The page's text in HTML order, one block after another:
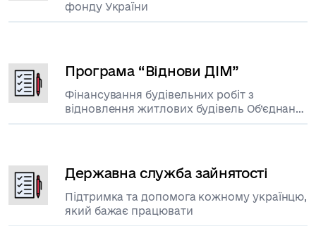
фонду України
Програма “Віднови ДІМ”
Фінансування будівельних робіт з
відновлення житлових будівель Об’єднань
співвласників багатоквартирних будинків
Державна служба зайнятості
Підтримка та допомога кожному українцю,
який бажає працювати